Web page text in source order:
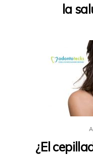
la
¿El